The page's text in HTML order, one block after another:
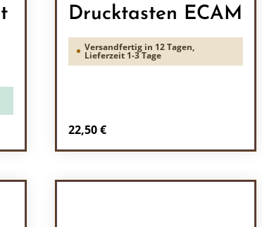
Drucktasten ECAM
Versandfertig in 12 Tagen,
Lieferzeit 1-3 Tage
Regulärer Preis:
22,50 €